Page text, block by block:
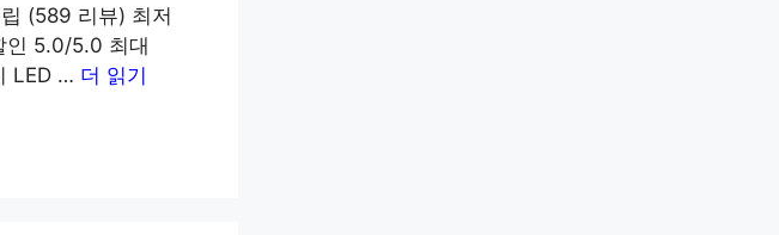
(589 리뷰) 최저
인 5.0/5.0 최대
LED … 더 읽기